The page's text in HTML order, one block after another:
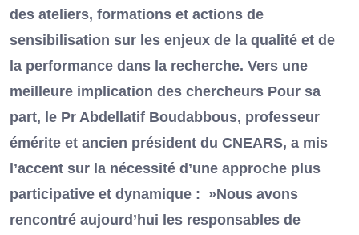
des ateliers, formations et actions de
sensibilisation sur les enjeux de la qualité et de
la performance dans la recherche. Vers une
meilleure implication des chercheurs Pour sa
part, le Pr Abdellatif Boudabbous, professeur
émérite et ancien président du CNEARS, a mis
l’accent sur la nécessité d’une approche plus
participative et dynamique : »Nous avons
rencontré aujourd’hui les responsables de